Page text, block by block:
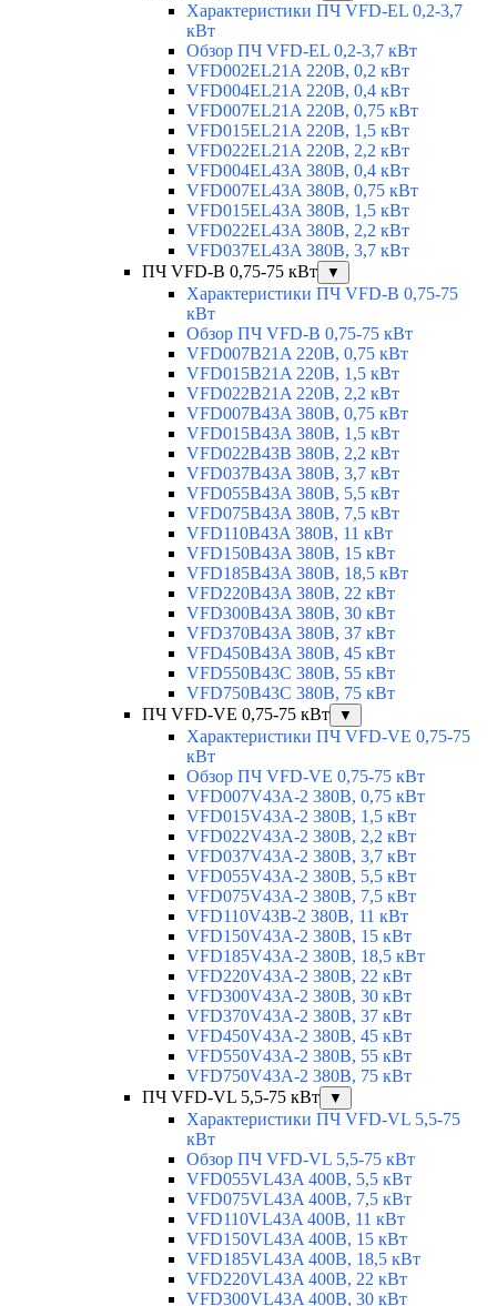
Характеристики ПЧ VFD-EL 0,2-3,7
кВт
Обзор ПЧ VFD-EL 0,2-3,7 кВт
VFD002EL21A 220В, 0,2 кВт
VFD004EL21A 220В, 0,4 кВт
VFD007EL21A 220В, 0,75 кВт
VFD015EL21A 220В, 1,5 кВт
VFD022EL21A 220В, 2,2 кВт
VFD004EL43A 380В, 0,4 кВт
VFD007EL43A 380В, 0,75 кВт
VFD015EL43A 380В, 1,5 кВт
VFD022EL43A 380В, 2,2 кВт
VFD037EL43A 380В, 3,7 кВт
ПЧ VFD-B 0,75-75 кВт
▼
Характеристики ПЧ VFD-B 0,75-75
кВт
Обзор ПЧ VFD-B 0,75-75 кВт
VFD007B21A 220В, 0,75 кВт
VFD015B21A 220В, 1,5 кВт
VFD022B21A 220В, 2,2 кВт
VFD007B43A 380В, 0,75 кВт
VFD015B43A 380В, 1,5 кВт
VFD022B43B 380В, 2,2 кВт
VFD037B43A 380В, 3,7 кВт
VFD055В43A 380В, 5,5 кВт
VFD075B43A 380В, 7,5 кВт
VFD110B43A 380В, 11 кВт
VFD150B43A 380В, 15 кВт
VFD185B43A 380В, 18,5 кВт
VFD220B43A 380В, 22 кВт
VFD300B43A 380В, 30 кВт
VFD370B43A 380В, 37 кВт
VFD450B43A 380В, 45 кВт
VFD550B43C 380В, 55 кВт
VFD750B43C 380В, 75 кВт
ПЧ VFD-VE 0,75-75 кВт
▼
Характеристики ПЧ VFD-VE 0,75-75
кВт
Обзор ПЧ VFD-VE 0,75-75 кВт
VFD007V43A-2 380В, 0,75 кВт
VFD015V43A-2 380В, 1,5 кВт
VFD022V43A-2 380В, 2,2 кВт
VFD037V43A-2 380В, 3,7 кВт
VFD055V43A-2 380В, 5,5 кВт
VFD075V43A-2 380В, 7,5 кВт
VFD110V43B-2 380В, 11 кВт
VFD150V43A-2 380В, 15 кВт
VFD185V43A-2 380В, 18,5 кВт
VFD220V43A-2 380В, 22 кВт
VFD300V43A-2 380В, 30 кВт
VFD370V43A-2 380В, 37 кВт
VFD450V43A-2 380В, 45 кВт
VFD550V43A-2 380В, 55 кВт
VFD750V43A-2 380В, 75 кВт
ПЧ VFD-VL 5,5-75 кВт
▼
Характеристики ПЧ VFD-VL 5,5-75
кВт
Обзор ПЧ VFD-VL 5,5-75 кВт
VFD055VL43A 400В, 5,5 кВт
VFD075VL43A 400В, 7,5 кВт
VFD110VL43A 400В, 11 кВт
VFD150VL43A 400В, 15 кВт
VFD185VL43A 400В, 18,5 кВт
VFD220VL43A 400В, 22 кВт
VFD300VL43A 400В, 30 кВт